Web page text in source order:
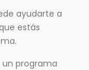
ayudarte a
estás
un programa